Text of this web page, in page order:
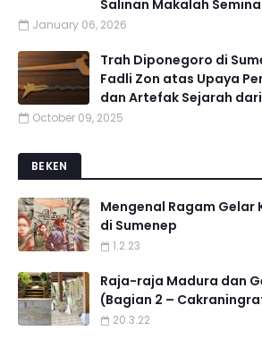
Salinan Makalah
January 06, 2026
Trah Diponegoro di
Fadli Zon atas Upaya
dan Artefak Sejarah
October 09, 2025
BEKEN
Mengenal Ragam Gelar
di Sumenep
1.2.23
Raja-raja Madura dan
(Bagian 2 –
20.3.22